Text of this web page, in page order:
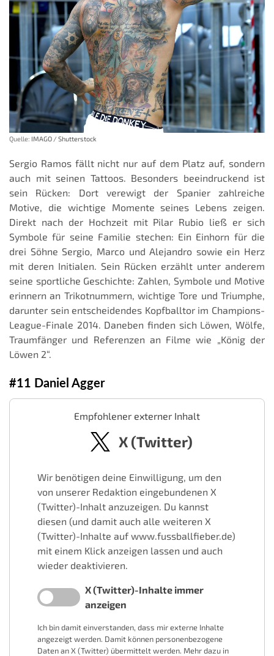
Quelle: IMAGO / Shutterstock
Sergio Ramos fällt nicht nur auf dem Platz auf, sondern
auch mit seinen Tattoos. Besonders beeindruckend ist
sein Rücken: Dort verewigt der Spanier zahlreiche
Motive, die wichtige Momente seines Lebens zeigen.
Direkt nach der Hochzeit mit Pilar Rubio ließ er sich
Symbole für seine Familie stechen: Ein Einhorn für die
drei Söhne Sergio, Marco und Alejandro sowie ein Herz
mit deren Initialen. Sein Rücken erzählt unter anderem
seine sportliche Geschichte: Zahlen, Symbole und Motive
erinnern an Trikotnummern, wichtige Tore und Triumphe,
darunter sein entscheidendes Kopfballtor im Champions-
League-Finale 2014. Daneben finden sich Löwen, Wölfe,
Traumfänger und Referenzen an Filme wie „König der
Löwen 2“.
#11 Daniel Agger
Empfohlener externer Inhalt
X (Twitter)
Wir benötigen deine Einwilligung, um den
von unserer Redaktion eingebundenen X
(Twitter)-Inhalt anzuzeigen. Du kannst
diesen (und damit auch alle weiteren X
(Twitter)-Inhalte auf www.fussballfieber.de)
mit einem Klick anzeigen lassen und auch
wieder deaktivieren.
X (Twitter)-Inhalte immer
anzeigen
Ich bin damit einverstanden, dass mir externe Inhalte
angezeigt werden. Damit können personenbezogene
Daten an X (Twitter) übermittelt werden. Mehr dazu in